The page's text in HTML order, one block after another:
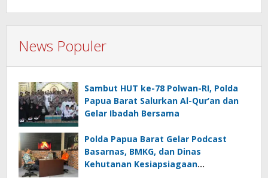
News Populer
Sambut HUT ke-78 Polwan-RI, Polda
Papua Barat Salurkan Al-Qur’an dan
Gelar Ibadah Bersama
Polda Papua Barat Gelar Podcast
Basarnas, BMKG, dan Dinas
Kehutanan Kesiapsiagaan